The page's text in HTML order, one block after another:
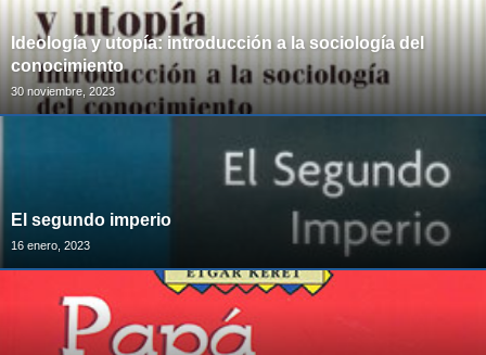
Ideología y utopía: introducción a la sociología del
conocimiento
30 noviembre, 2023
El segundo imperio
16 enero, 2023